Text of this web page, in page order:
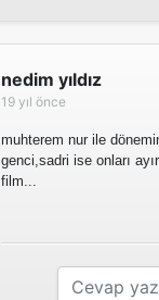
nedim yıldız
19 yıl önce
muhterem nur ile
genci,sadri ise onları
film...